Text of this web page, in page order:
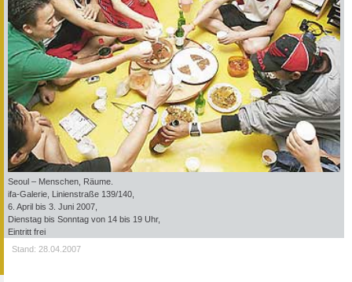
Seoul – Menschen, Räume.
ifa-Galerie, Linienstraße 139/140,
6. April bis 3. Juni 2007,
Dienstag bis Sonntag von 14 bis 19 Uhr,
Eintritt frei
Stand: 28.04.2007